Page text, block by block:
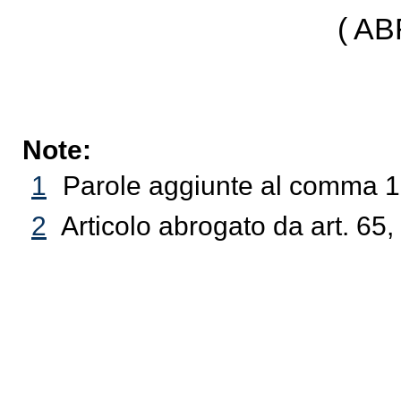
(
Note:
1
Parole aggiunte al comma
2 Articolo abrogato da art.